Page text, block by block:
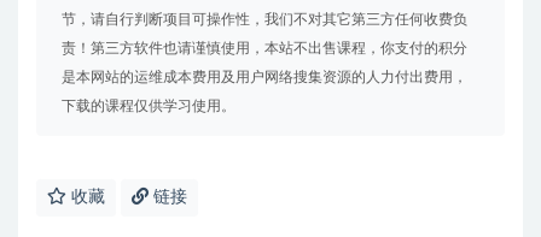
节，请自行判断项目可操作性，我们不对其它第三方任何收费负
责！第三方软件也请谨慎使用，本站不出售课程，你支付的积分
是本网站的运维成本费用及用户网络搜集资源的人力付出费用，
下载的课程仅供学习使用。
收藏 链接